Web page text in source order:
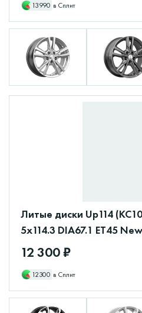
13990 в Сплит
Литые диски Up114
5x114.3 DIA67.1 ET45
12 300 ₽
12300 в Сплит